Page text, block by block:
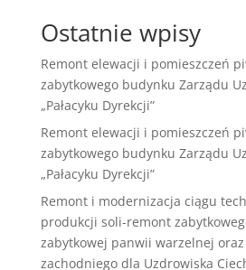
Ostatnie wpisy
Remont elewacji i pomieszczeń
zabytkowego budynku Zarządu
„Pałacyku Dyrekcji”
Remont elewacji i pomieszczeń
zabytkowego budynku Zarządu
„Pałacyku Dyrekcji”
Remont i modernizacja ciągu
produkcji soli-remont
zabytkowej panwii warzelnej
zachodniego dla Uzdrowiska